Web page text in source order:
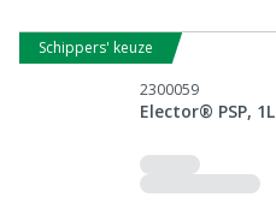
Schippers' keuze
2300059
Elector® PSP, 1L